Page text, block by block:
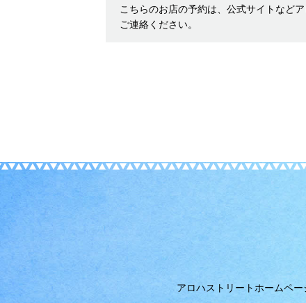
こちらのお店の予約は、公式サイトなど
ご連絡ください。
アロハストリートホームペー